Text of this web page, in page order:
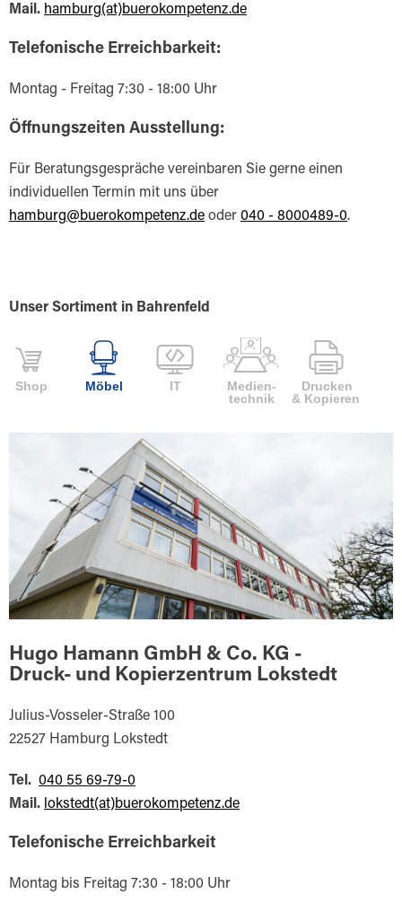
Mail. hamburg(at)buerokompetenz.de
Telefonische Erreichbarkeit:
Montag - Freitag 7:30 - 18:00 Uhr
Öffnungszeiten Ausstellung:
Für Beratungsgespräche vereinbaren Sie gerne einen
individuellen Termin mit uns über
hamburg@buerokompetenz.de oder 040 - 8000489-0.
Unser Sortiment in Bahrenfeld
Drucken
& Kopieren
Medien-
technik
IT
Möbel
Shop
Hugo Hamann GmbH & Co. KG -
Druck- und Kopierzentrum Lokstedt
Julius-Vosseler-Straße 100
22527 Hamburg Lokstedt
Tel. 040 55 69-79-0
Mail. lokstedt(at)buerokompetenz.de
Telefonische Erreichbarkeit
Montag bis Freitag 7:30 - 18:00 Uhr